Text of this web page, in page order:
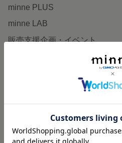
minne PLUS
minne LAB
販売支援企画・イベント
minneとものづくりと
minneの本